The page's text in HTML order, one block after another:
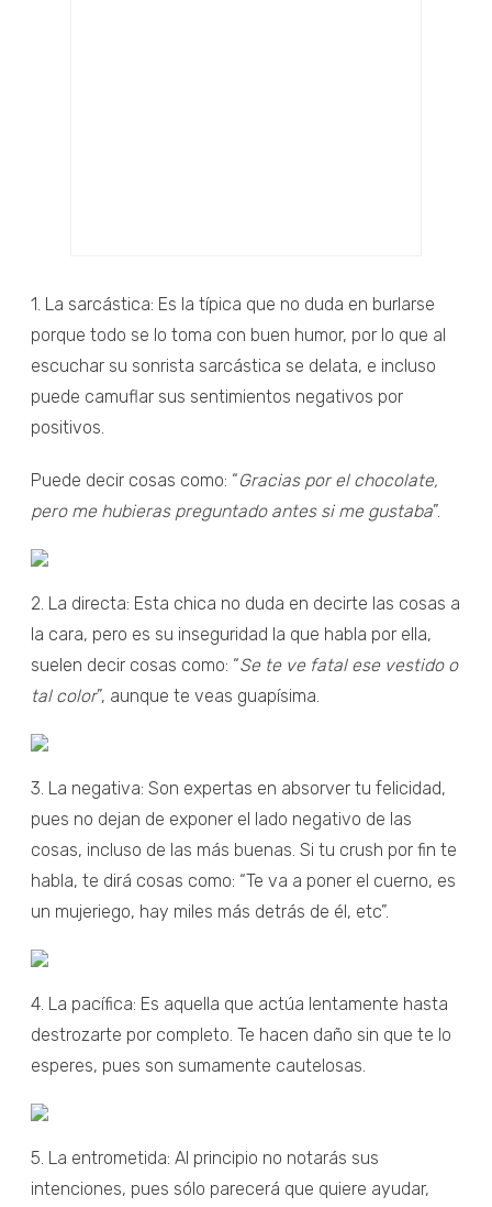
1. La sarcástica: Es la típica que no duda en burlarse
porque todo se lo toma con buen humor, por lo que al
escuchar su sonrista sarcástica se delata, e incluso
puede camuflar sus sentimientos negativos por
positivos.
Puede decir cosas como: “Gracias por el chocolate,
pero me hubieras preguntado antes si me gustaba”.
2. La directa: Esta chica no duda en decirte las cosas a
la cara, pero es su inseguridad la que habla por ella,
suelen decir cosas como: “Se te ve fatal ese vestido o
tal color”, aunque te veas guapísima.
3. La negativa: Son expertas en absorver tu felicidad,
pues no dejan de exponer el lado negativo de las
cosas, incluso de las más buenas. Si tu crush por fin te
habla, te dirá cosas como: “Te va a poner el cuerno, es
un mujeriego, hay miles más detrás de él, etc”.
4. La pacífica: Es aquella que actúa lentamente hasta
destrozarte por completo. Te hacen daño sin que te lo
esperes, pues son sumamente cautelosas.
5. La entrometida: Al principio no notarás sus
intenciones, pues sólo parecerá que quiere ayudar,